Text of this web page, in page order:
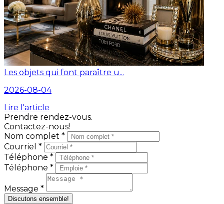
Les objets qui font paraître u...
2026-08-04
Lire l'article
Prendre rendez-vous.
Contactez-nous!
Nom complet *
Courriel *
Téléphone *
Téléphone *
Message *
Discutons ensemble!